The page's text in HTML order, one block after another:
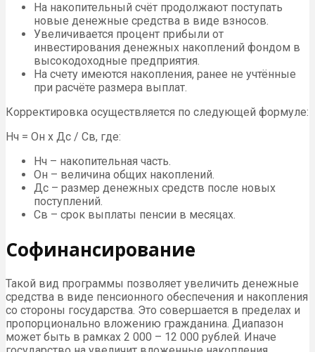
На накопительный счёт продолжают поступать
новые денежные средства в виде взносов.
Увеличивается процент прибыли от
инвестирования денежных накоплений фондом в
высокодоходные предприятия.
На счету имеются накопления, ранее не учтённые
при расчёте размера выплат.
Корректировка осуществляется по следующей формуле:
Нч = Он х Дс / Св, где:
Нч – накопительная часть.
Он – величина общих накоплений.
Дс – размер денежных средств после новых
поступлений.
Св – срок выплаты пенсии в месяцах.
Софинансирование
Такой вид программы позволяет увеличить денежные
средства в виде пенсионного обеспечения и накопления
со стороны государства. Это совершается в пределах и
пропорционально вложению гражданина. Диапазон
может быть в рамках 2 000 – 12 000 рублей. Иначе